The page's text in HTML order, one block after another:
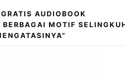
AUDIOBOOK
BERBAGAI MOTIF